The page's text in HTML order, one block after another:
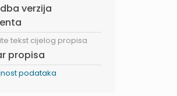
verzija
tekst cijelog propisa
propisa
podataka